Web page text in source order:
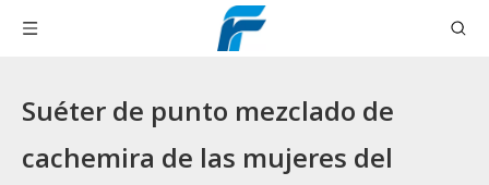
Suéter de punto mezclado de
cachemira de las mujeres del